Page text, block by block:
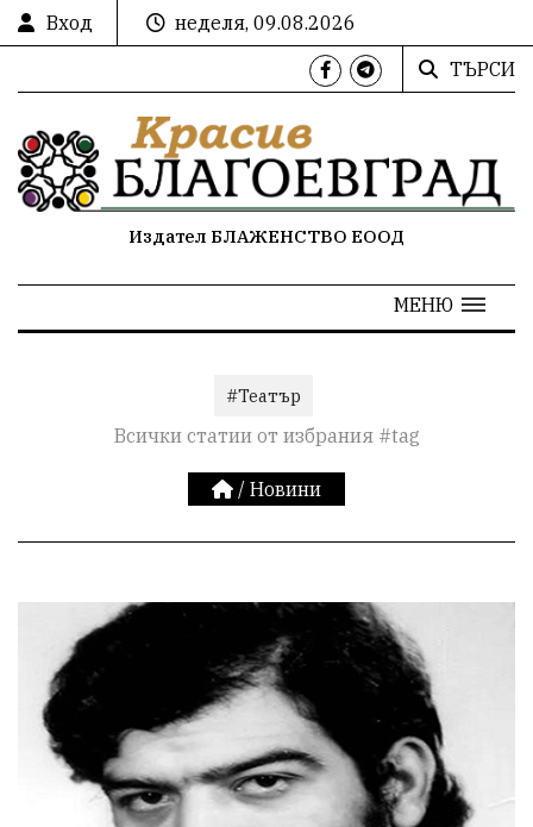
Вход
неделя, 09.08.2026
ТЪРСИ
Издател БЛАЖЕНСТВО ЕООД
МЕНЮ
#Театър
Всички статии от избрания #tag
/ Новини